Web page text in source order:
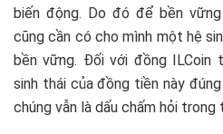
biến động. Do đó để bền
cũng cần có cho mình một hệ
bền vững. Đối với đồng
sinh thái của đồng tiền này
chúng vẫn là dấu chấm hỏi trong